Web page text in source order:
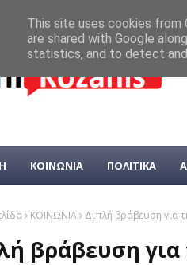
ΚΟΙΝΩΝΙΑ ΠΟΛΙΤΙΚΑ
ΚΟΙΝΩΝΙΑ Διπλή βράβευση για
βράβευση για
This site uses cookies from
are shared with Google
statistics, and to detect and